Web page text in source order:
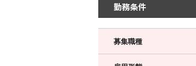
勤務条件
募集職種